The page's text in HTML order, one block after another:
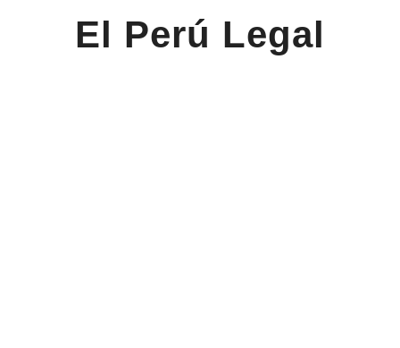
El Perú Legal